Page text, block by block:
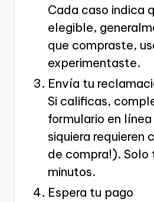
Cada caso indica
elegible,
que compraste,
experimentaste.
Envía tu
Si calificas,
formulario en línea
siquiera requieren
de compra!). Solo
minutos.
Espera tu pago